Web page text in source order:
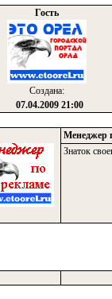
Гость
Создана:
07.04.2009 21:00
Менеджер
Знаток